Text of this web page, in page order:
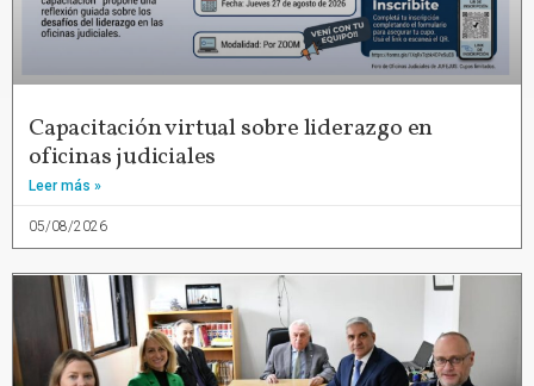
Capacitación virtual sobre liderazgo en
oficinas judiciales
Leer más »
05/08/2026